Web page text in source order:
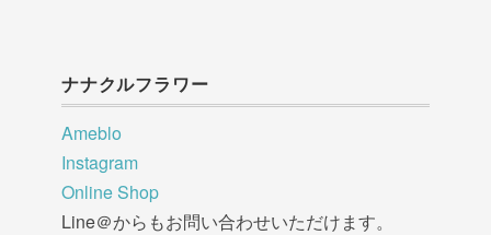
ナナクルフラワー
Ameblo
Instagram
Online Shop
Line＠からもお問い合わせいただけます。